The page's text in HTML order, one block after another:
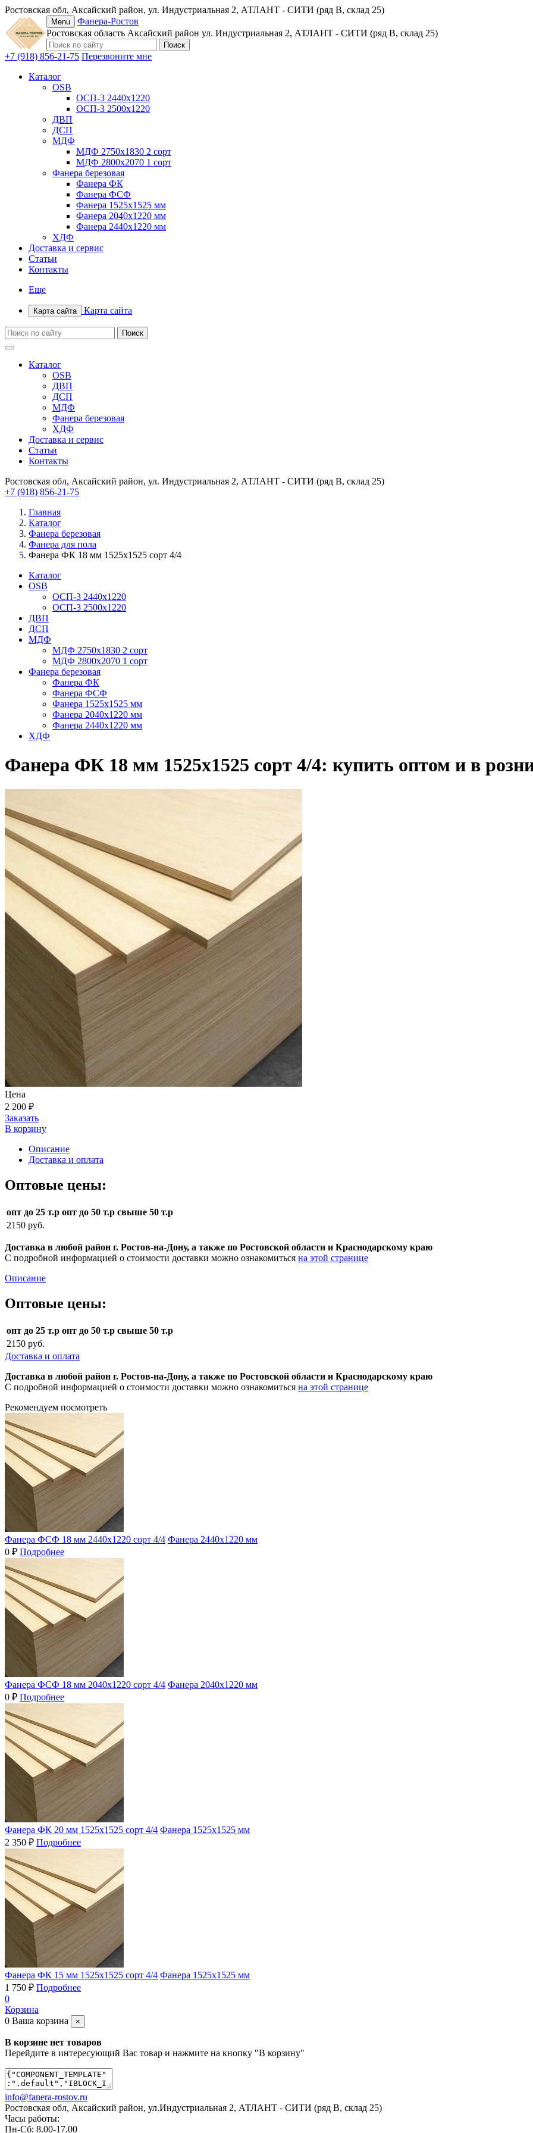
Ростовская обл, Аксайский район, ул. Индустриальная 2, АТЛАНТ - СИТИ (ряд В, склад 25)
Menu
Фанера-Ростов
Ростовская область Аксайский район ул. Индустриальная 2, АТЛАНТ - СИТИ (ряд В, склад 25)
+7 (918) 856-21-75 Перезвоните мне
Каталог
OSB
ОСП-3 2440х1220
ОСП-3 2500х1220
ДВП
ДСП
МДФ
МДФ 2750х1830 2 сорт
МДФ 2800х2070 1 сорт
Фанера березовая
Фанера ФК
Фанера ФСФ
Фанера 1525х1525 мм
Фанера 2040х1220 мм
Фанера 2440х1220 мм
ХДФ
Доставка и сервис
Статьи
Контакты
Еще
Карта сайта Карта сайта
Каталог
OSB
ДВП
ДСП
МДФ
Фанера березовая
ХДФ
Доставка и сервис
Статьи
Контакты
Ростовская обл, Аксайский район, ул. Индустриальная 2, АТЛАНТ - СИТИ (ряд В, склад 25)
+7 (918) 856-21-75
Главная
Каталог
Фанера березовая
Фанера для пола
Фанера ФК 18 мм 1525х1525 сорт 4/4
Каталог
OSB
ОСП-3 2440х1220
ОСП-3 2500х1220
ДВП
ДСП
МДФ
МДФ 2750х1830 2 сорт
МДФ 2800х2070 1 сорт
Фанера березовая
Фанера ФК
Фанера ФСФ
Фанера 1525х1525 мм
Фанера 2040х1220 мм
Фанера 2440х1220 мм
ХДФ
Фанера ФК 18 мм 1525х1525 сорт 4/4: купить оптом и в
Цена
2 200 ₽
Заказать
В корзину
Описание
Доставка и оплата
Оптовые цены:
опт до 25 т.р опт до 50 т.р свыше 50 т.р
2150 руб.
Доставка в любой район г. Ростов-на-Дону, а также по Ростовской области и Краснодарскому краю
С подробной информацией о стоимости доставки можно ознакомиться на этой странице
Описание
Оптовые цены:
опт до 25 т.р опт до 50 т.р свыше 50 т.р
2150 руб.
Доставка и оплата
Доставка в любой район г. Ростов-на-Дону, а также по Ростовской области и Краснодарскому краю
С подробной информацией о стоимости доставки можно ознакомиться на этой странице
Рекомендуем посмотреть
Фанера ФСФ 18 мм 2440х1220 сорт 4/4 Фанера 2440х1220 мм
0 ₽ Подробнее
Фанера ФСФ 18 мм 2040х1220 сорт 4/4 Фанера 2040х1220 мм
0 ₽ Подробнее
Фанера ФК 20 мм 1525х1525 сорт 4/4 Фанера 1525х1525 мм
2 350 ₽ Подробнее
Фанера ФК 15 мм 1525х1525 сорт 4/4 Фанера 1525х1525 мм
1 750 ₽ Подробнее
0
Корзина
0 Ваша корзина ×
В корзине нет товаров
Перейдите в интересующий Вас товар и нажмите на кнопку "В корзину"
info@fanera-rostov.ru
Ростовская обл, Аксайский район, ул.Индустриальная 2, АТЛАНТ - СИТИ (ряд В, склад 25)
Часы работы:
Пн-Сб: 8.00-17.00